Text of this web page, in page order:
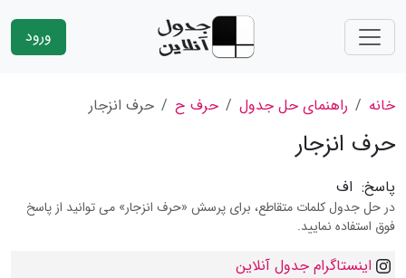
ورود
خانه راهنمای حل جدول حرف ح حرف انزجار
حرف انزجار
پاسخ: اف
در حل جدول کلمات متقاطع، برای پرسش «حرف انزجار» می توانید از پاسخ
فوق استفاده نمایید.
اینستاگرام جدول آنلاین